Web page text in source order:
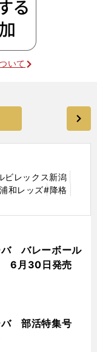
いて
ビレックス新潟
和レッズ#降格
バ バレーボール
6月30日発売
バ 部活特集号